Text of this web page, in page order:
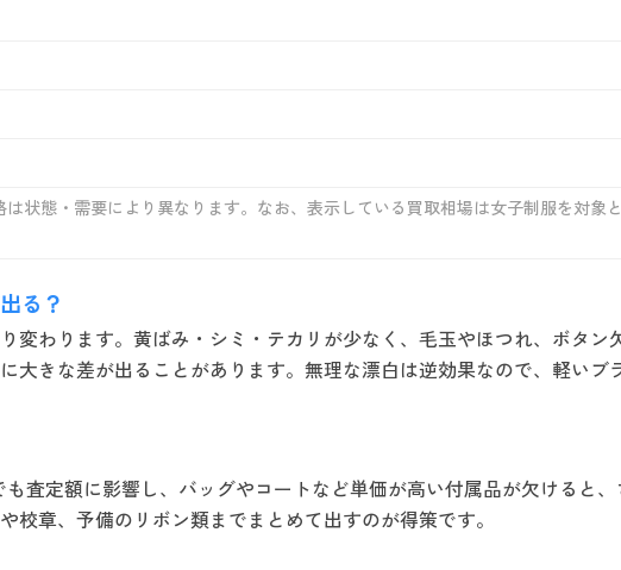
状態・需要により異なります。なお、表示している買取相場は女子制服を対象
る？
変わります。黄ばみ・シミ・テカリが少なく、毛玉やほつれ、ボタン
大きな差が出ることがあります。無理な漂白は逆効果なので、軽いブ
査定額に影響し、バッグやコートなど単価が高い付属品が欠けると
校章、予備のリボン類までまとめて出すのが得策です。